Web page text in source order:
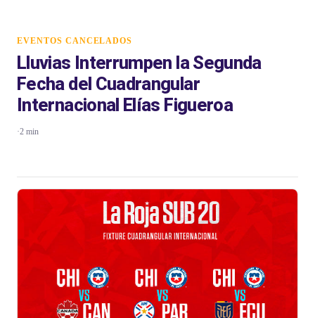
EVENTOS CANCELADOS
Lluvias Interrumpen la Segunda
Fecha del Cuadrangular
Internacional Elías Figueroa
·2 min